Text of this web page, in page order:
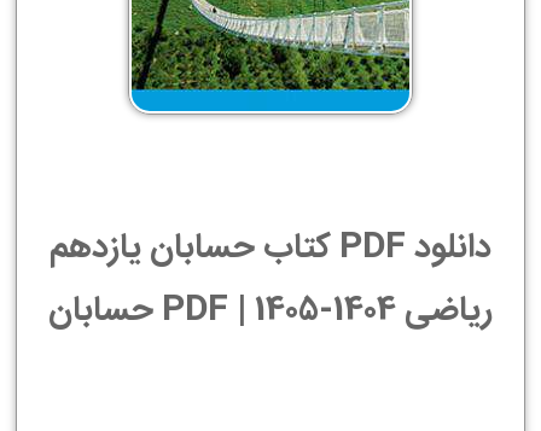
دانلود PDF کتاب حسابان یازدهم
ریاضی 1404-1405 | PDF حسابان